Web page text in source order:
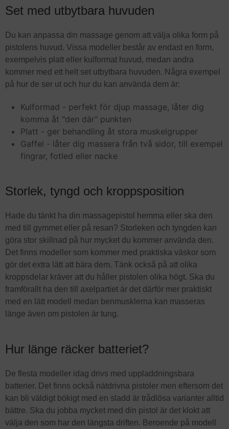
Set med utbytbara huvuden
Du kan anpassa din massage genom att välja olika form på
pistolens huvud. Vissa modeller består av endast en form,
exempelvis platt eller kulformat huvud, medan andra
kommer med ett helt set utbytbara huvuden. Några exempel
på hur de ser ut och hur du kan använda dem är:
Kulformad - perfekt för djup massage, låter dig
komma åt "den där" punkten
Platt - ger behandling åt stora muskelgrupper
Gaffel - låter dig massera från två sidor, till exempel
fingrar, fotled eller nacke
Storlek, tyngd och kroppsposition
Hade du tänkt ha din massagepistol hemma eller ska den
med till gymmet eller på resan? Storleken och tyngden kan
göra stor skillnad på hur mycket du kommer använda den.
Det finns modeller som kommer med praktiska väskor som
gör det extra lätt att bära dem. Tänk också på att olika
kroppsdelar kräver att du håller pistolen olika högt. Ska du
framförallt ha den till axelpartiet är det därför mer praktiskt
med en lätt modell medan benmusklerna kan masseras
länge även om pistolen är tung.
Hur länge räcker batteriet?
De flesta modeller idag drivs med uppladdningsbara
batterier. Det finns också nätdrivna pistoler men eftersom det
kan bli väldigt bökigt med en sladd är trådlösa varianter alltid
bättre. Ska du jobba mycket med din pistol är det klokt att
välja den som har den längsta driften. Beroende på modell